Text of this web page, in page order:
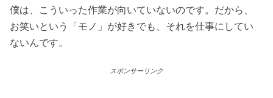
僕は、こういった作業が向いていないのです。だから、
お笑いという「モノ」が好きでも、それを仕事にしてい
ないんです。
スポンサーリンク